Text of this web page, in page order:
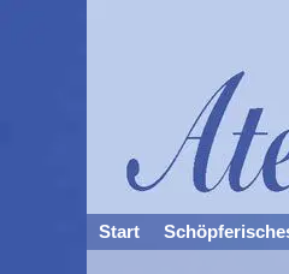
Start